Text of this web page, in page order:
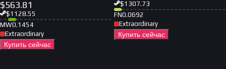
$563.81
$1128.55
MW0.1454
Extraordinary
Купить сейчас
$1307.73
FN0.0692
Extraordinary
Купить сейчас